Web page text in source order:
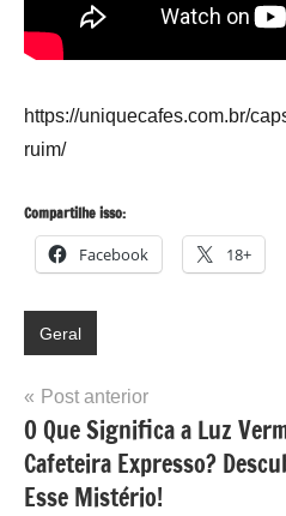
https://uniquecafes.com.br/
ruim/
Compartilhe isso:
Facebook 18+
Geral
Navegação
de
Post
Post anterior
O Que Significa a Luz
Cafeteira Expresso?
Esse Mistério!